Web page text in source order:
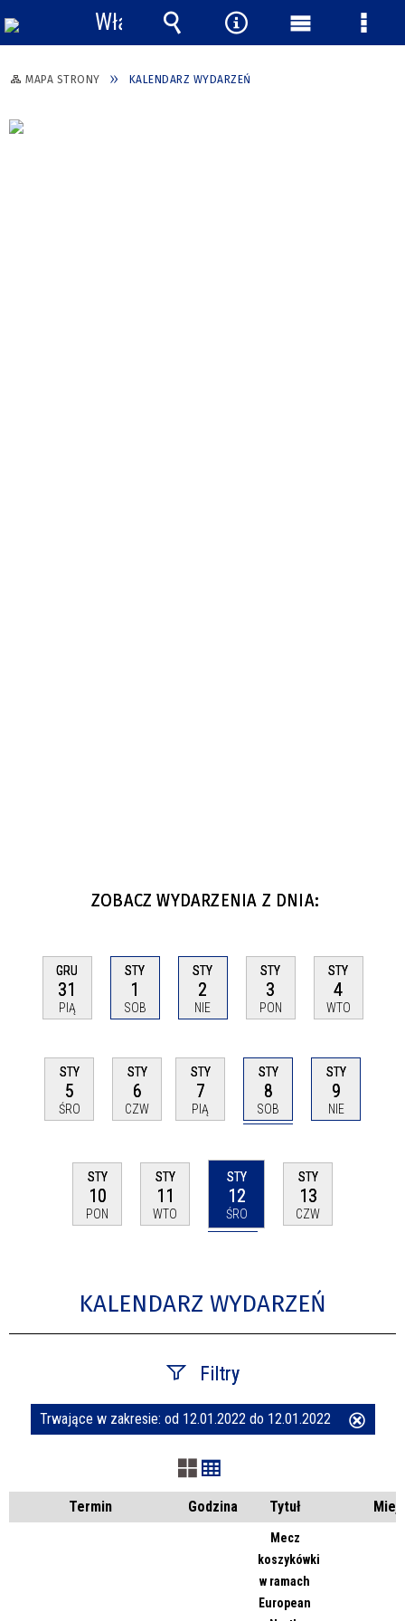
MAPA STRONY KALENDARZ WYDARZEŃ
ZOBACZ WYDARZENIA Z DNIA:
GRU
31
PIĄ
STY
1
SOB
STY
2
NIE
STY
3
PON
STY
4
WTO
STY
5
ŚRO
STY
6
CZW
STY
7
PIĄ
STY
8
SOB
STY
9
NIE
STY
10
PON
STY
11
WTO
STY
12
ŚRO
STY
13
CZW
KALENDARZ WYDARZEŃ
Filtry
Szukana fraza
Kategoria
Trwające w zakresie: od 12.01.2022 do 12.01.2022
Termin Godzina Tytuł
Mecz
koszykówki
w ramach
European
Włącz
powiadomienia
Wyszukiwarka
Narzędzia
Menu Menu